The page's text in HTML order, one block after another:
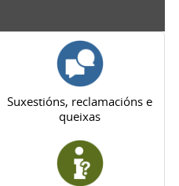
Suxestións, reclamacións e
queixas